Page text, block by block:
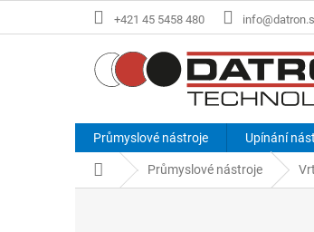
+421 45 5458 480
Průmyslové nástroje Upínání
Domů Průmyslové nástroje